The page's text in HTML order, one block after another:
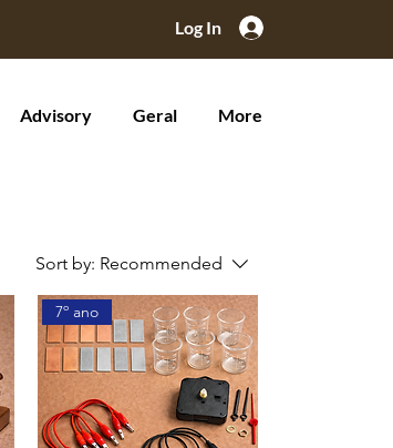
Log In
Advisory Geral More
Sort by: Recommended
7º ano